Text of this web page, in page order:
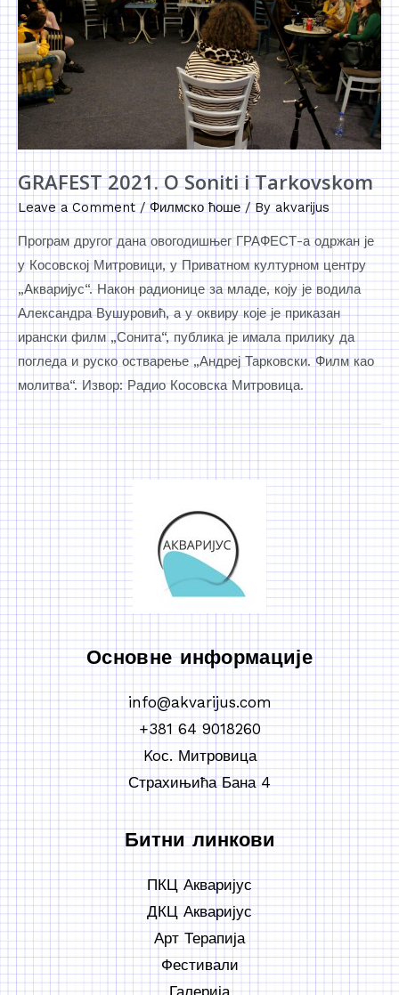
GRAFEST 2021. O Soniti i Tarkovskom
Leave a Comment / Филмско ћоше / By akvarijus
Програм другог дана овогодишњег ГРАФЕСТ-а одржан је
у Косовској Митровици, у Приватном културном центру
„Акваријус“. Након радионице за младе, коју је водила
Александра Вушуровић, а у оквиру које је приказан
ирански филм „Сонита“, публика је имала прилику да
погледа и руско остварење „Андреј Тарковски. Филм као
молитва“. Извор: Радио Косовска Митровица.
Основне информације
info@akvarijus.com
+381 64 9018260
Koс. Митровица
Страхињића Бана 4
Битни линкови
ПКЦ Акваријус
ДКЦ Акваријус
Арт Терапија
Фестивали